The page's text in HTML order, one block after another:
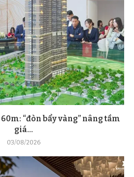
“đòn bẩy vàng” nâng tầm
giá...
03/08/2026